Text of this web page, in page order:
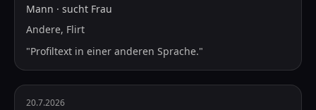
Mann · sucht Frau
Andere, Flirt
"Profiltext in einer anderen Sprache."
20.7.2026